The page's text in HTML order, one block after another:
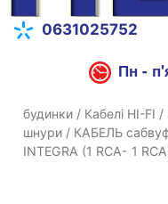
0631025752
Пн -
будинки / Кабелі HI-FI /
шнури / КАБЕЛЬ
INTEGRA (1 RCA- 1